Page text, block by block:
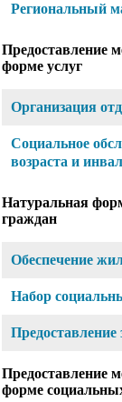
Региональный
Предоставление
форме услуг
Организация
Социальное
возраста и
Натуральная
граждан
Обеспечение
Набор
Предоставление
Предоставление
форме